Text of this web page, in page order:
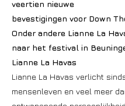
veertien nieuwe
bevestigingen voor Down
Onder andere Lianne La
naar het festival in
Lianne La Havas
Lianne La Havas verlicht
mensenleven en veel meer